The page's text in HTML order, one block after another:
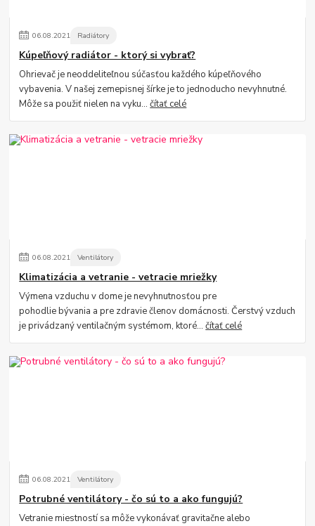
06.08.2021 Radiátory
Kúpeľňový radiátor - ktorý si vybrať?
Ohrievač je neoddeliteľnou súčasťou každého kúpeľňového
vybavenia. V našej zemepisnej šírke je to jednoducho nevyhnutné.
Môže sa použiť nielen na vyku...čítať celé
06.08.2021 Ventilátory
Klimatizácia a vetranie - vetracie mriežky
Výmena vzduchu v dome je nevyhnutnosťou pre
pohodlie bývania a pre zdravie členov domácnosti. Čerstvý vzduch
je privádzaný ventilačným systémom, ktoré...čítať celé
06.08.2021 Ventilátory
Potrubné ventilátory - čo sú to a ako fungujú?
Vetranie miestností sa môže vykonávať gravitačne alebo